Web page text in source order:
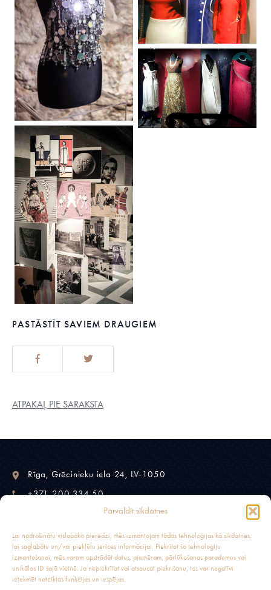
Pārvaldīt sīkdatnes
Lai nodrošinātu vislabāko pieredzi, mēs izmantojam tādas tehnoloģijas kā sīkdatnes,
lai saglabātu un/vai piekļūtu ierīces informācijai. Piekrītot šo tehnoloģiju
izmantošanai, mēs varam apstrādāt datus, piemēram, pārlūkošanas paradumus vai
unikālos ID šajā vietnē. Ja nepiekrītat vai atsaucat piekrišanu, tas var negatīvi
ietekmēt noteiktas funkcijas un iespējas.
PASTĀSTĪT SAVIEM DRAUGIEM
ATPAKAĻ PIE SARAKSTA
Rīga, Grēcinieku iela 24, LV-1050
+371 200 334 50
fashionmuseumriga@gmail.com
MODES MUZEJS RĪGĀ